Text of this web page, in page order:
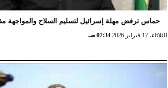
حماس ترفض مهلة إسرائيل لتسليم السلاح والمواجهة
الثلاثاء، 17 فبراير 2026 07:34 صـ